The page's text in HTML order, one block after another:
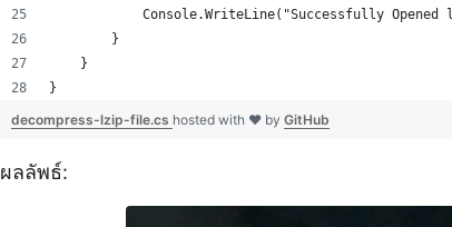
Console.WriteLine("Successfully Opened
        }
    }
}
decompress-lzip-file.cs hosted with ❤ by GitHub
ผลลัพธ์: